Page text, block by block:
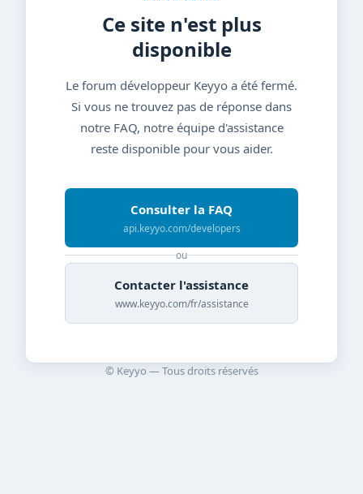
Ce site n'est plus
disponible
Le forum développeur Keyyo a été fermé.
Si vous ne trouvez pas de réponse dans
notre FAQ, notre équipe d'assistance
reste disponible pour vous aider.
Consulter la FAQ
api.keyyo.com/developers
ou
Contacter l'assistance
www.keyyo.com/fr/assistance
© Keyyo — Tous droits réservés